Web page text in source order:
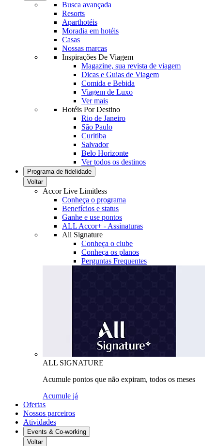
Busca avançada
Resorts
Aparthotéis
Moradia em hotéis
Casas
Nossas marcas
Inspirações De Viagem
Magazine, sua revista de viagem
Dicas e Guias de Viagem
Comida e Bebida
Viagem de Luxo
Ver mais
Hotéis Por Destino
Rio de Janeiro
São Paulo
Curitiba
Salvador
Belo Horizonte
Ver todos os destinos
Programa de fidelidade
Voltar
Accor Live Limitless
Conheça o programa
Benefícios e status
Ganhe e use pontos
ALL Accor+ - Assinaturas
All Signature
Conheça o clube
Conheça os planos
Perguntas Frequentes
ALL SIGNATURE
Acumule pontos que não expiram, todos os meses
Acumule já
Ofertas
Nossos parceiros
Atividades
Events & Co-working
Voltar